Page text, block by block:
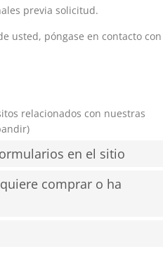
previa solicitud.
usted, póngase en contacto con
relacionados con nuestras
en el sitio
comprar o ha